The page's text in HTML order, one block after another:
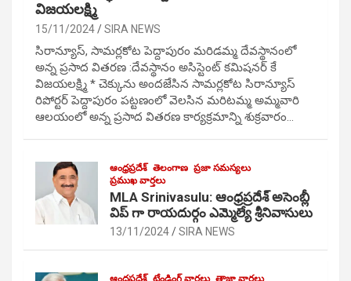
విజయలక్ష్మి
15/11/2024 SIRA NEWS
సిరాన్యూస్, సామర్లకోట పెద్దాపురం మరిడమ్మ దేవస్థానంలో
అన్న ప్రసాద వితరణ :దేవస్థానం అసిస్టెంట్ కమిషనర్ కే
విజయలక్ష్మి * చెక్కును అందజేసిన సామర్లకోట సిరాన్యూస్
రిపోర్టర్ పెద్దాపురం పట్టణంలో వెలసిన మరిటమ్మ అమ్మవారి
ఆలయంలో అన్న ప్రసాద వితరణ కార్యక్రమాన్ని శుక్రవారం…
ఆంధ్రప్రదేశ్ తెలంగాణ ప్రజా సమస్యలు
ప్రముఖ వార్తలు
MLA Srinivasulu: ఆంధ్రప్రదేశ్ అసెంబ్లీ
విప్ గా రాయదుర్గం ఎమ్మెల్యే శ్రీనివాసులు
13/11/2024 SIRA NEWS
ఆంధ్రప్రదేశ్ ట్రేండింగ్ వార్తలు తాజా వార్తలు